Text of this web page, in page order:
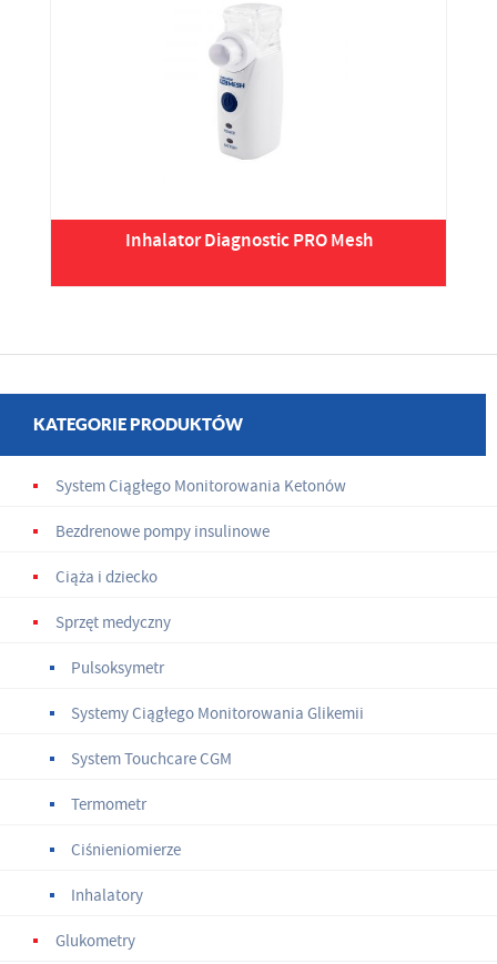
Inhalator Diagnostic PRO Mesh
KATEGORIE PRODUKTÓW
System Ciągłego Monitorowania Ketonów
Bezdrenowe pompy insulinowe
Ciąża i dziecko
Sprzęt medyczny
Pulsoksymetr
Systemy Ciągłego Monitorowania Glikemii
System Touchcare CGM
Termometr
Ciśnieniomierze
Inhalatory
Glukometry